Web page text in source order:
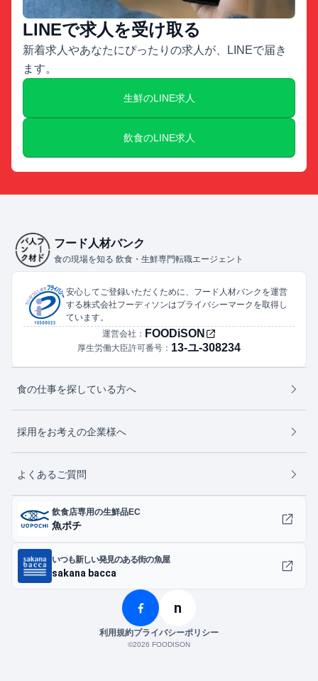
LINEで求人を受け取る
新着求人やあなたにぴったりの求人が、LINEで届き
ます。
生鮮のLINE求人
飲食のLINE求人
フード人材バンク
食の現場を知る 飲食・生鮮専門転職エージェント
安心してご登録いただくために、フード人材バンクを運営
する株式会社フーディソンはプライバシーマークを取得し
ています。
運営会社： FOODiSON
厚生労働大臣許可番号： 13-ユ-308234
食の仕事を探している方へ
採用をお考えの企業様へ
よくあるご質問
飲食店専用の生鮮品EC
魚ポチ
いつも新しい発見のある街の魚屋
sakana bacca
n
利用規約プライバシーポリシー
©︎2026 FOODISON